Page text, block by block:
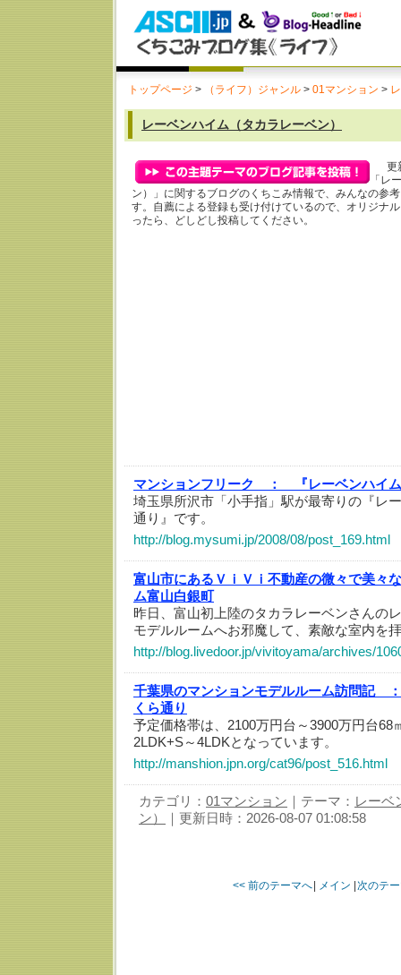
トップページ > （ライフ）ジャンル > 01マンション >
レーベンハイム（タカラレーベン）
更
「レ
ン）」に関するブログのくちこみ情報で、みんなの参
す。自薦による登録も受け付けているので、オリジナ
ったら、どしどし投稿してください。
マンションフリーク ：
『レーベンハイ
埼玉県所沢市「小手指」駅が最寄りの『レ
通り』です。
http://blog.mysumi.jp/2008/08/post_169.html
富山市にあるＶｉＶｉ不動産の微々で美々
ム富山白銀町
昨日、富山初上陸のタカラレーベンさんの
モデルルームへお邪魔して、素敵な室内
http://blog.livedoor.jp/vivitoyama/archives/
千葉県のマンションモデルルーム訪問記 ：
くら通り
予定価格帯は、2100万円台～3900万円台68
2LDK+S～4LDKとなっています。
http://manshion.jpn.org/cat96/post_516.html
カテゴリ： 01マンション ｜テーマ： レーベ
ン）
｜更新日時：2026-08-07 01:08:58
<< 前のテーマへ メイン 次のテ